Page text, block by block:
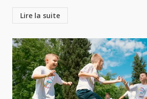
Lire la suite